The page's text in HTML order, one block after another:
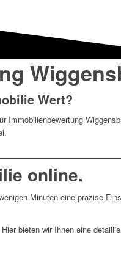
Wert?
online.
Minuten eine präzise
bieten wir Ihnen eine